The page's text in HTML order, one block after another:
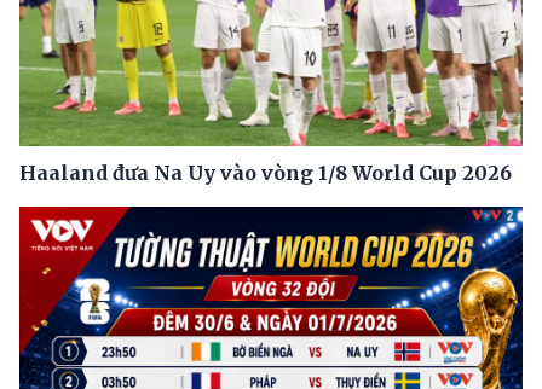
Haaland đưa Na Uy vào vòng 1/8 World Cup 2026